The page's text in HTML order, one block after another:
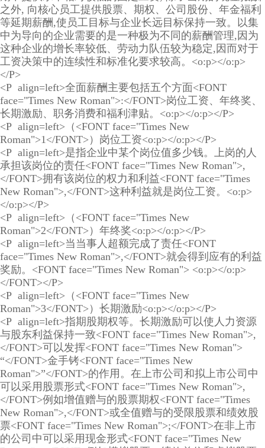
之外, 向核心员工提供股票、期权、公司股份、年金福利
等延期薪酬,使员工目标与企业长远目标保持一致。以集
中为导向的企业需要的是一种极为不同的薪酬管理,因为
这种企业的增长率较低、劳动力队伍较为稳定,因而对于
工资决策中的连续性和标准化要求较高。<o:p></o:p>
</P>
<P align=left>全面薪酬主要包括五个方面<FONT
face="Times New Roman">:</FONT>岗位工资、年终奖、
长期激励、职务消费和福利津贴。<o:p></o:p></P>
<P align=left>（<FONT face="Times New
Roman">1</FONT>）岗位工资<o:p></o:p></P>
<P align=left>是指企业中某个岗位值多少钱。上岗的人
承担该岗位的责任<FONT face="Times New Roman">,
</FONT>拥有该岗位的权力和利益<FONT face="Times
New Roman">,</FONT>这种利益就是岗位工资。<o:p>
</o:p></P>
<P align=left>（<FONT face="Times New
Roman">2</FONT>）年终奖<o:p></o:p></P>
<P align=left>当当事人超额完成了责任<FONT
face="Times New Roman">,</FONT>就会得到应有的利益
奖励。<FONT face="Times New Roman"> <o:p></o:p>
</FONT></P>
<P align=left>（<FONT face="Times New
Roman">3</FONT>）长期激励<o:p></o:p></P>
<P align=left>指期股期权等。长期激励可以使人力资源
与股东利益保持一致<FONT face="Times New Roman">,
</FONT>可以发挥<FONT face="Times New Roman">
“</FONT>金手铐<FONT face="Times New
Roman">”</FONT>的作用。在上市公司和拟上市公司中
可以采用股票形式<FONT face="Times New Roman">,
</FONT>例如增值赠与的股票期权<FONT face="Times
New Roman">,</FONT>或全值赠与的受限股票和绩效股
票<FONT face="Times New Roman">;</FONT>在非上市
的公司中可以采用现金形式<FONT face="Times New